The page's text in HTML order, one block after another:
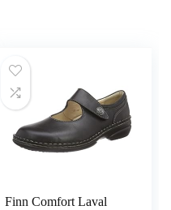
Finn Comfort Laval